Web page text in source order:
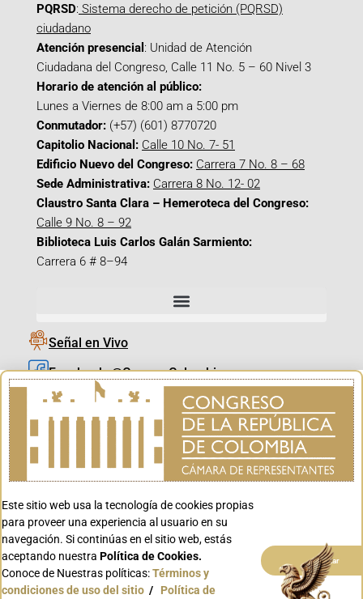
PQRSD: Sistema derecho de petición (PQRSD)
ciudadano
Atención presencial : Unidad de Atención
Ciudadana del Congreso, Calle 11 No. 5 – 60 Nivel 3
Horario de atención al público:
Lunes a Viernes de 8:00 am a 5:00 pm
Conmutador: (+57) (601) 8770720
Capitolio Nacional: Calle 10 No. 7- 51
Edificio Nuevo del Congreso: Carrera 7 No. 8 – 68
Sede Administrativa: Carrera 8 No. 12- 02
Claustro Santa Clara – Hemeroteca del Congreso:
Calle 9 No. 8 – 92
Biblioteca Luis Carlos Galán Sarmiento:
Carrera 6 # 8–94
Señal en Vivo
Facebook_@CamaraColombia
Instagram_@CamaraColombia
X_@CamaraColombia
Youtube_@CamaraColombia
Youtube_@CanalCongreso
Conoce GOV.CO
Este sitio web usa la tecnología de cookies propias
para proveer una experiencia al usuario en su
navegación. Si continúas en el sitio web, estás
aceptando nuestra Política de Cookies.
Conoce de Nuestras políticas:Términos y
condiciones de uso del sitio / Política de
Aceptar